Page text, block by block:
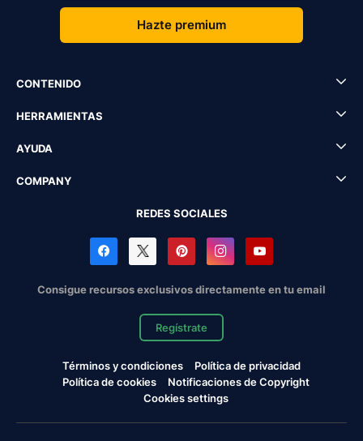
Hazte premium
CONTENIDO
HERRAMIENTAS
AYUDA
COMPANY
REDES SOCIALES
Consigue recursos exclusivos directamente en tu email
Regístrate
Términos y condiciones
Política de privacidad
Política de cookies
Notificaciones de Copyright
Cookies settings